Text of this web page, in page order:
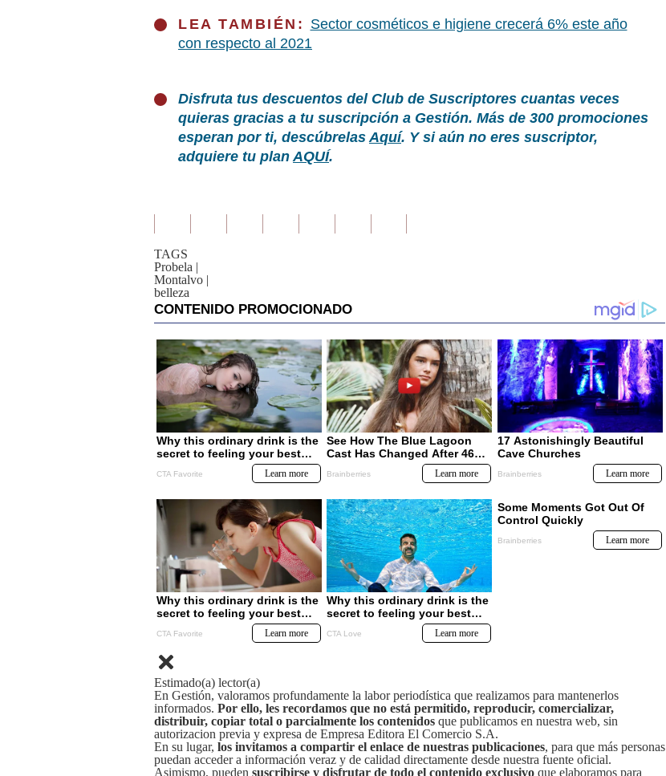
LEA TAMBIÉN: Sector cosméticos e higiene crecerá 6% este año
con respecto al 2021
Disfruta tus descuentos del Club de Suscriptores cuantas veces
quieras gracias a tu suscripción a Gestión. Más de 300 promociones
esperan por ti, descúbrelasAquí. Y si aún no eres suscriptor,
adquiere tu planAQUÍ.
TAGS
Probela |
Montalvo |
belleza
Estimado(a) lector(a)
En Gestión, valoramos profundamente la labor periodística que realizamos para mantenerlos
informados. Por ello, les recordamos que no está permitido, reproducir, comercializar,
distribuir, copiar total o parcialmente los contenidos que publicamos en nuestra web, sin
autorizacion previa y expresa de Empresa Editora El Comercio S.A.
En su lugar, los invitamos a compartir el enlace de nuestras publicaciones, para que más personas
puedan acceder a información veraz y de calidad directamente desde nuestra fuente oficial.
Asimismo, pueden suscribirse y disfrutar de todo el contenido exclusivo que elaboramos para